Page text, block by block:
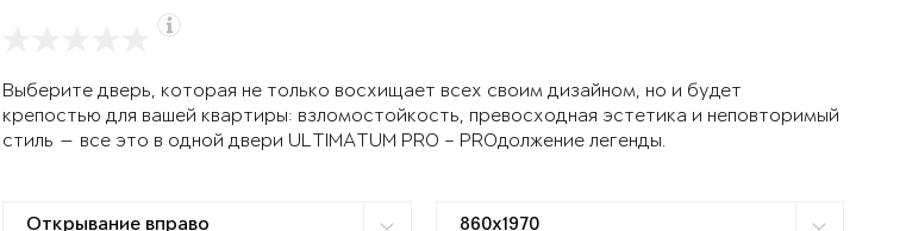
Выберите дверь, которая не только восхищает всех своим дизайном, но и будет
крепостью для вашей квартиры: взломостойкость, превосходная эстетика и неповторимый
стиль — все это в одной двери ULTIMATUM PRO – PROдолжение легенды.